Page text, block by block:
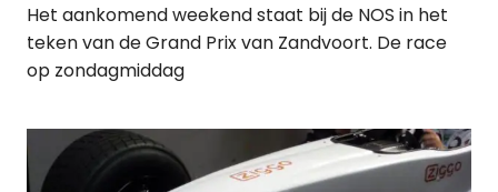
Het aankomend weekend staat bij de NOS in het
teken van de Grand Prix van Zandvoort. De race
op zondagmiddag